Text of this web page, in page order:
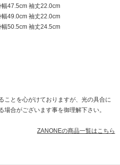
47.5cm 袖丈22.0cm
49.0cm 袖丈22.0cm
50.5cm 袖丈24.5cm
ことを心がけておりますが、光の具合に
合がございます事を御理解下さい。
ZANONEの商品一覧はこちら